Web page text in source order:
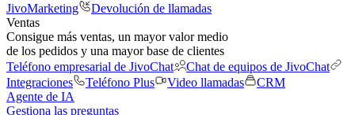
JivoMarketing
Devolución de llamadas
Ventas
Consigue más ventas, un mayor valor medio
de los pedidos y una mayor base de clientes
Teléfono empresarial de JivoChat
Chat de equipos de JivoChat
Integraciones
Teléfono Plus Video llamadas
CRM
Agente de IA
Gestiona las preguntas